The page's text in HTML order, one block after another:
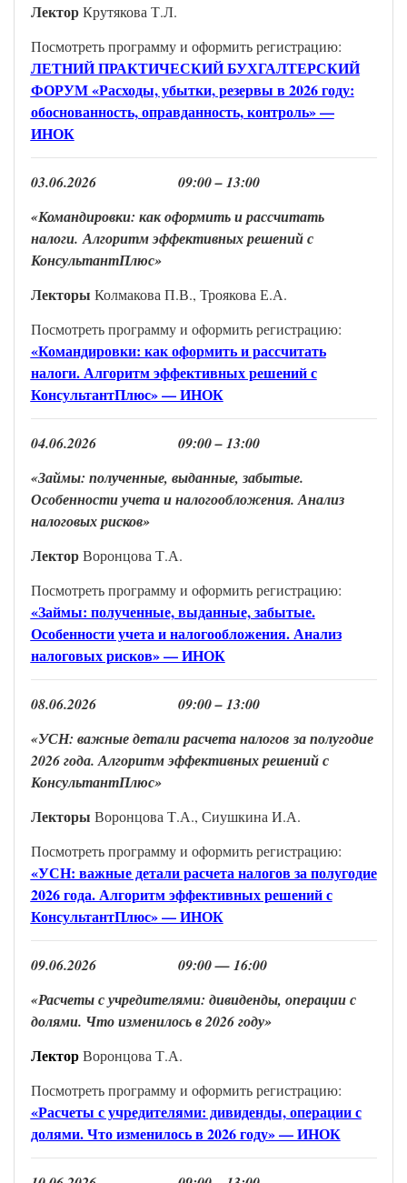
ЛекторКрутякова Т.Л.
Посмотреть программу и оформить регистрацию:
ЛЕТНИЙ ПРАКТИЧЕСКИЙ БУХГАЛТЕРСКИЙ
ФОРУМ «Расходы, убытки, резервы в 2026 году:
обоснованность, оправданность, контроль» —
ИНОК
03.06.2026 09:00 –13:00
«Командировки: как оформить и рассчитать
налоги. Алгоритм эффективных решений с
КонсультантПлюс»
Лекторы Колмакова П.В., Троякова Е.А.
Посмотреть программу и оформить регистрацию:
«Командировки: как оформить и рассчитать
налоги. Алгоритм эффективных решений с
КонсультантПлюс» — ИНОК
04.06.2026 09:00 –13:00
«Займы: полученные, выданные, забытые.
Особенности учета и налогообложения. Анализ
налоговых рисков»
ЛекторВоронцова Т.А.
Посмотреть программу и оформить регистрацию:
«Займы: полученные, выданные, забытые.
Особенности учета и налогообложения. Анализ
налоговых рисков» — ИНОК
08.06.2026 09:00 –13:00
«УСН: важные детали расчета налогов за полугодие
2026 года. Алгоритм эффективных решений с
КонсультантПлюс»
Лекторы Воронцова Т.А., Сиушкина И.А.
Посмотреть программу и оформить регистрацию:
«УСН: важные детали расчета налогов за полугодие
2026 года. Алгоритм эффективных решений с
КонсультантПлюс» — ИНОК
09.06.2026 09:00 —16:00
«Расчеты с учредителями: дивиденды, операции с
долями. Что изменилось в 2026 году»
ЛекторВоронцова Т.А.
Посмотреть программу и оформить регистрацию:
«Расчеты с учредителями: дивиденды, операции с
долями. Что изменилось в 2026 году» — ИНОК